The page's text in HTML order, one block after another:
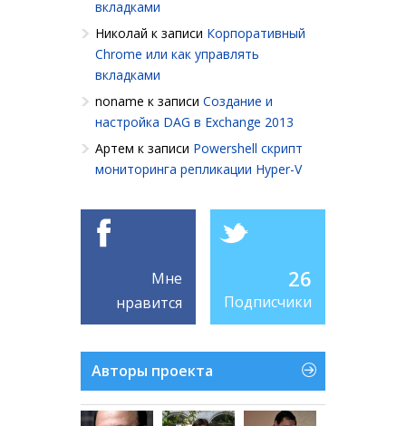
вкладками
Николай к записи Корпоративный
Chrome или как управлять
вкладками
noname к записи Создание и
настройка DAG в Exchange 2013
Артем к записи Powershell cкрипт
мониторинга репликации Hyper-V
Мне
нравится
26
Подписчики
Авторы проекта